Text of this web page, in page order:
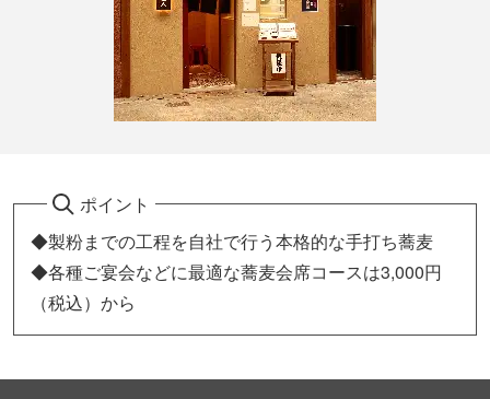
ポイント
◆製粉までの工程を自社で行う本格的な手打ち蕎麦
◆各種ご宴会などに最適な蕎麦会席コースは3,000円
（税込）から